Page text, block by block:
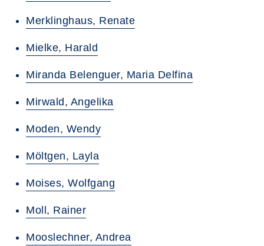
Merklinghaus, Renate
Mielke, Harald
Miranda Belenguer, Maria Delfina
Mirwald, Angelika
Moden, Wendy
Möltgen, Layla
Moises, Wolfgang
Moll, Rainer
Mooslechner, Andrea